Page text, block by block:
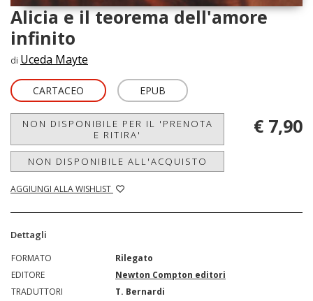
Alicia e il teorema dell'amore
infinito
di Uceda Mayte
CARTACEO EPUB
NON DISPONIBILE PER IL 'PRENOTA
E RITIRA'
NON DISPONIBILE ALL'ACQUISTO
AGGIUNGI ALLA WISHLIST
€ 7,90
Dettagli
FORMATO
Rilegato
EDITORE
Newton Compton editori
TRADUTTORI
T. Bernardi